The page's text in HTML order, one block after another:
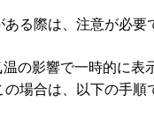
る際は、注意が必要
の影響で一時的に
場合は、以下の手